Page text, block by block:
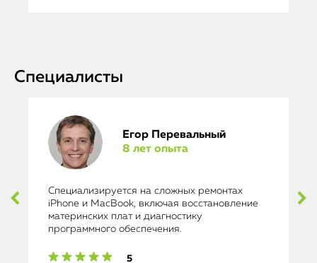
Специалисты
Егор Перевальный
8 лет опыта
Специализируется на сложных ремонтах
iPhone и MacBook, включая восстановление
материнских плат и диагностику
программного обеспечения.
5